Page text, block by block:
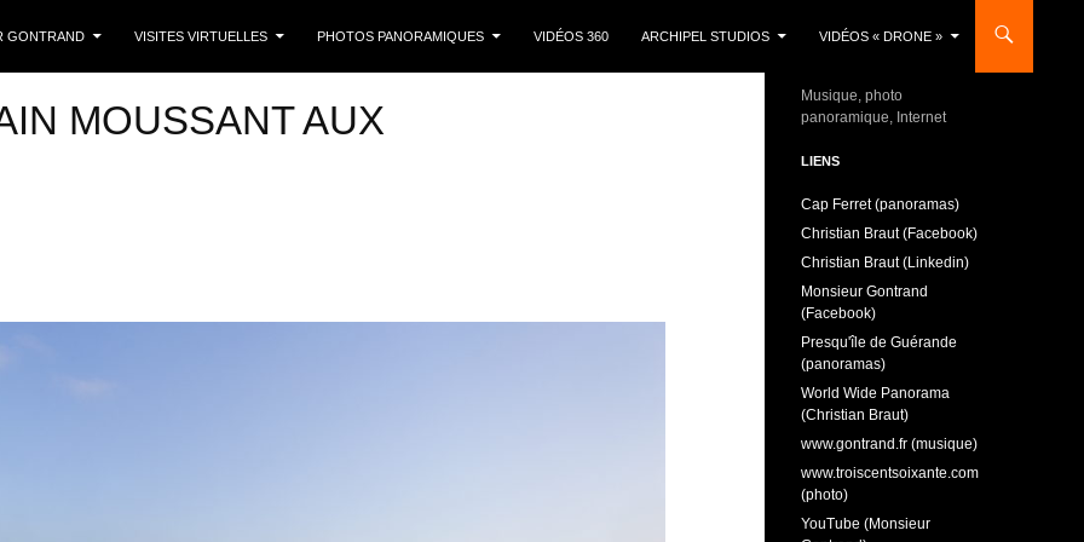
GONTRAND
VISITES VIRTUELLES PHOTOS PANORAMIQUES VIDÉOS 360 ARCHIPEL STUDIOS VIDÉOS « DRONE »
MOUSSANT AUX
Musique, photo
panoramique, Internet
LIENS
Cap Ferret (panoramas)
Christian Braut (Facebook)
Christian Braut (Linkedin)
Monsieur Gontrand
(Facebook)
Presqu'île de Guérande
(panoramas)
World Wide Panorama
(Christian Braut)
www.gontrand.fr (musique)
www.troiscentsoixante.com
(photo)
YouTube (Monsieur